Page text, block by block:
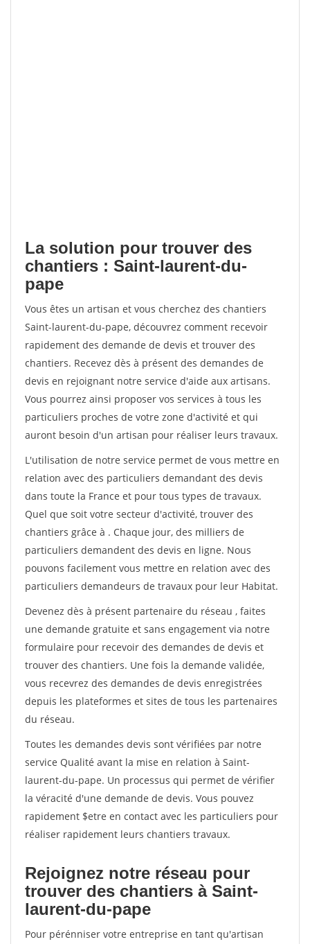
La solution pour trouver des
chantiers : Saint-laurent-du-
pape
Vous êtes un artisan et vous cherchez des chantiers
Saint-laurent-du-pape, découvrez comment recevoir
rapidement des demande de devis et trouver des
chantiers. Recevez dès à présent des demandes de
devis en rejoignant notre service d'aide aux artisans.
Vous pourrez ainsi proposer vos services à tous les
particuliers proches de votre zone d'activité et qui
auront besoin d'un artisan pour réaliser leurs travaux.
L'utilisation de notre service permet de vous mettre en
relation avec des particuliers demandant des devis
dans toute la France et pour tous types de travaux.
Quel que soit votre secteur d'activité, trouver des
chantiers grâce à . Chaque jour, des milliers de
particuliers demandent des devis en ligne. Nous
pouvons facilement vous mettre en relation avec des
particuliers demandeurs de travaux pour leur Habitat.
Devenez dès à présent partenaire du réseau , faites
une demande gratuite et sans engagement via notre
formulaire pour recevoir des demandes de devis et
trouver des chantiers. Une fois la demande validée,
vous recevrez des demandes de devis enregistrées
depuis les plateformes et sites de tous les partenaires
du réseau.
Toutes les demandes devis sont vérifiées par notre
service Qualité avant la mise en relation à Saint-
laurent-du-pape. Un processus qui permet de vérifier
la véracité d'une demande de devis. Vous pouvez
rapidement $etre en contact avec les particuliers pour
réaliser rapidement leurs chantiers travaux.
Rejoignez notre réseau pour
trouver des chantiers à Saint-
laurent-du-pape
Pour pérénniser votre entreprise en tant qu'artisan